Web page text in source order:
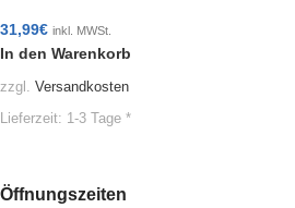
31,99€ inkl. MWSt.
In den Warenkorb
zzgl. Versandkosten
Lieferzeit: 1-3 Tage *
Öffnungszeiten